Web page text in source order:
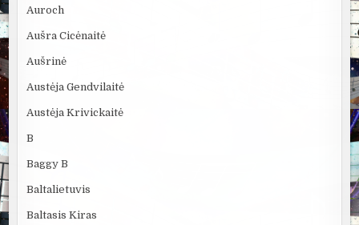
Auroch
Aušra Cicėnaitė
Aušrinė
Austėja Gendvilaitė
Austėja Krivickaitė
B
Baggy B
Baltalietuvis
Baltasis Kiras